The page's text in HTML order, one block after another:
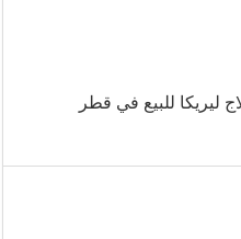
ليريكا 150-300 للبيع في قطر،علاج ليريكا للبيع في قطر